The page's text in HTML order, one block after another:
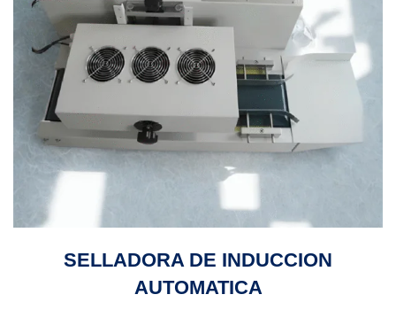
SELLADORA DE INDUCCION
AUTOMATICA